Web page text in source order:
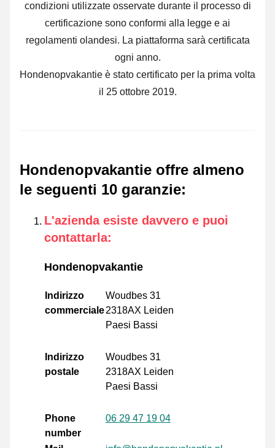
condizioni utilizzate osservate durante il processo di
certificazione sono conformi alla legge e ai
regolamenti olandesi. La piattaforma sarà certificata
ogni anno.
Hondenopvakantie è stato certificato per la prima volta
il 25 ottobre 2019.
Hondenopvakantie offre almeno
le seguenti 10 garanzie:
L'azienda esiste davvero e puoi
contattarla:
Hondenopvakantie
Indirizzo
commerciale
Woudbes 31
2318AX Leiden
Paesi Bassi
Indirizzo
postale
Woudbes 31
2318AX Leiden
Paesi Bassi
Phone
number
06 29 47 19 04